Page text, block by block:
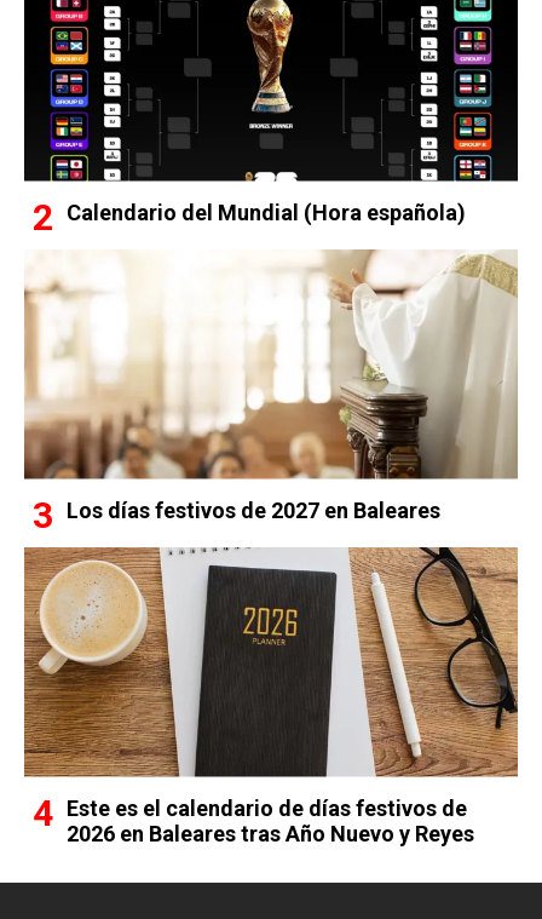
Calendario del Mundial (Hora española)
Los días festivos de 2027 en Baleares
Este es el calendario de días festivos de
2026 en Baleares tras Año Nuevo y Reyes